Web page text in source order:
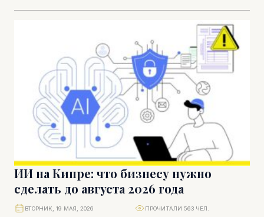
филигранной точности в архитектуре
ИИ на Кипре: что бизнесу нужно
сделать до августа 2026 года
ВТОРНИК, 19 МАЯ, 2026 ПРОЧИТАЛИ 563 ЧЕЛ.